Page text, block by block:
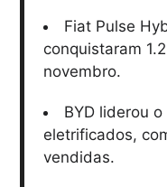
Fiat Pulse
conquistaram
novembro.
BYD liderou
eletrificados,
vendidas.